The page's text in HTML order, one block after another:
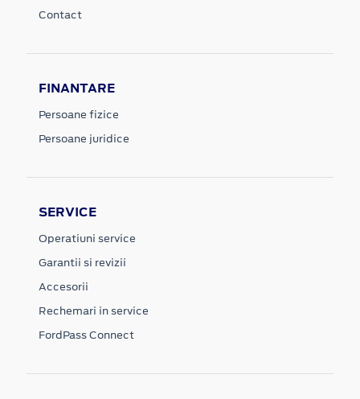
Contact
FINANTARE
Persoane fizice
Persoane juridice
SERVICE
Operatiuni service
Garantii si revizii
Accesorii
Rechemari in service
FordPass Connect